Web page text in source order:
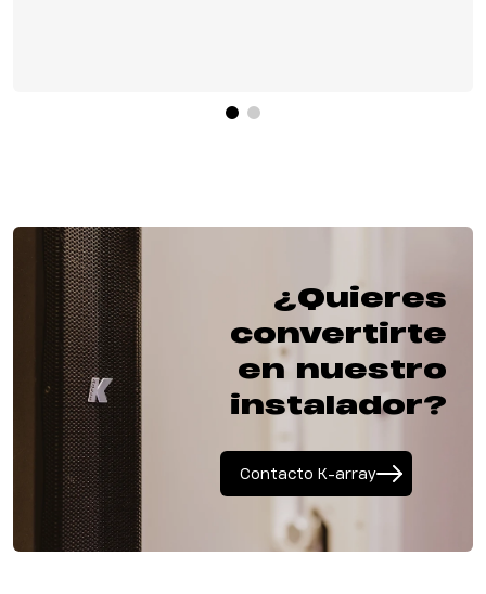
¿Quieres
convertirte
en nuestro
instalador?
Contacto K-array